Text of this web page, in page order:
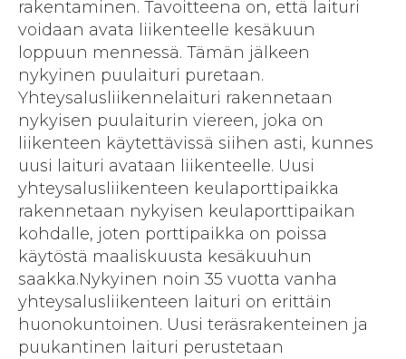
rakentaminen. Tavoitteena on, että laituri
voidaan avata liikenteelle kesäkuun
loppuun mennessä. Tämän jälkeen
nykyinen puulaituri puretaan.
Yhteysalusliikennelaituri rakennetaan
nykyisen puulaiturin viereen, joka on
liikenteen käytettävissä siihen asti, kunnes
uusi laituri avataan liikenteelle. Uusi
yhteysalusliikenteen keulaporttipaikka
rakennetaan nykyisen keulaporttipaikan
kohdalle, joten porttipaikka on poissa
käytöstä maaliskuusta kesäkuuhun
saakka.Nykyinen noin 35 vuotta vanha
yhteysalusliikenteen laituri on erittäin
huonokuntoinen. Uusi teräsrakenteinen ja
puukantinen laituri perustetaan